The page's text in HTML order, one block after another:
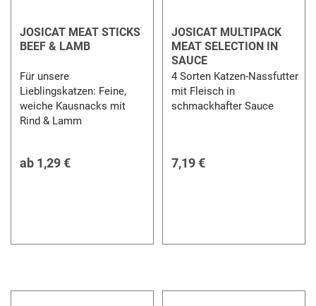
JOSICAT MEAT STICKS
BEEF & LAMB
Für unsere
Lieblingskatzen: Feine,
weiche Kausnacks mit
Rind & Lamm
ab 1,29 €
JOSICAT MULTIPACK
MEAT SELECTION IN
SAUCE
4 Sorten Katzen-Nassfutter
mit Fleisch in
schmackhafter Sauce
7,19 €